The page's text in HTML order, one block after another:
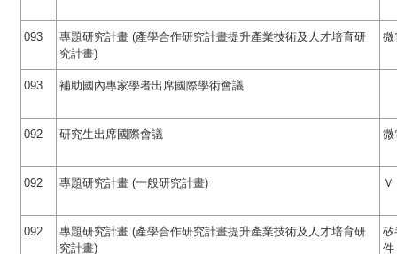
093
專題研究計畫 (產學合作研究計畫提升產業技術及人才培育研
究計畫)
微
093 補助國內專家學者出席國際學術會議
092 研究生出席國際會議 微
092 專題研究計畫 (一般研究計畫)
092
專題研究計畫 (產學合作研究計畫提升產業技術及人才培育研
究計畫)
矽
件